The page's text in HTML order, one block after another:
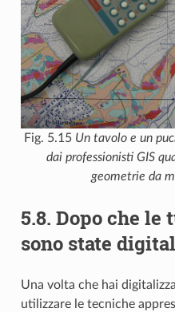
Fig. 5.15 Un tavolo e un
dai professionisti GIS
geometrie da
5.8. Dopo che le
sono state
Una volta che hai
utilizzare le tecniche